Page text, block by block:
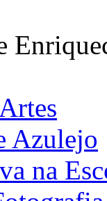
Azulejo
na